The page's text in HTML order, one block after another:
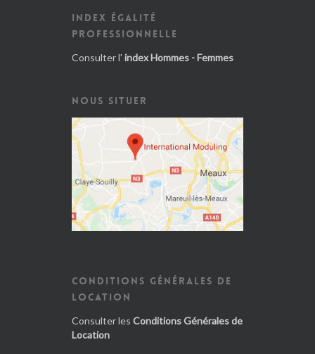
INDEX ÉGALITÉ
PROFESSIONNELLE
Consulter l' index Hommes - Femmes
NOUS SITUER
CONDITIONS GÉNÉRALES DE
LOCATION
Consulter les Conditions Générales de
Location